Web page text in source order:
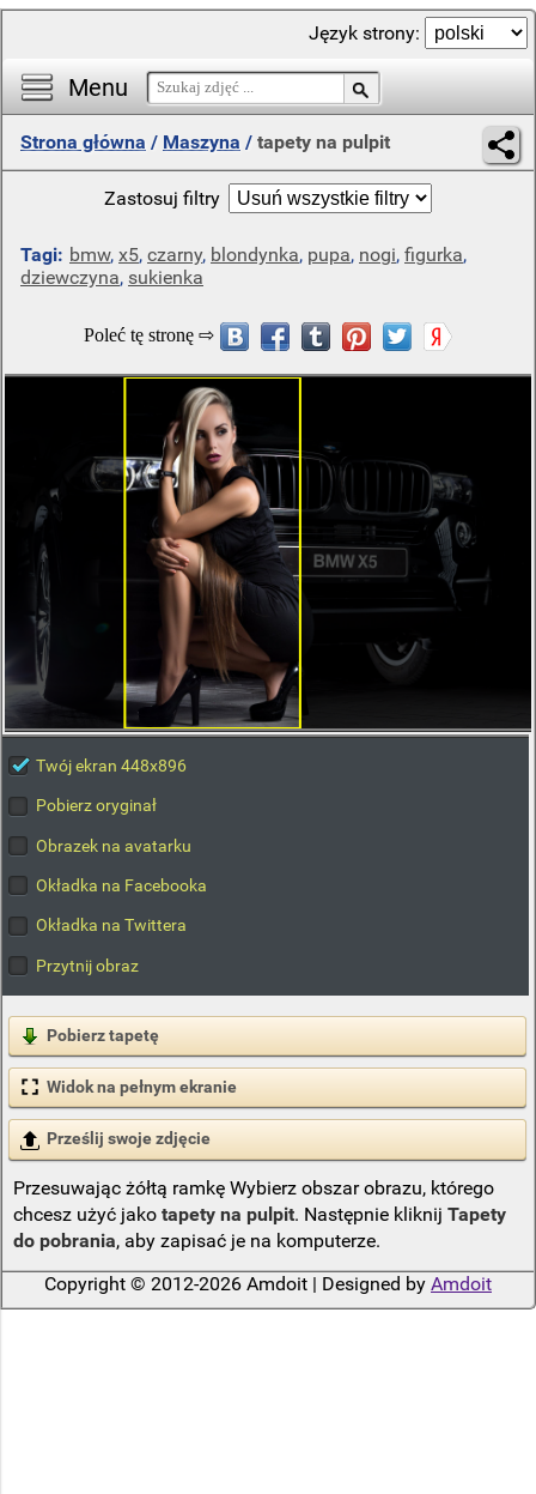
Menu
Język strony:
Strona główna / Maszyna / tapety na pulpit
Zastosuj filtry
Tagi: bmw, x5, czarny, blondynka, pupa, nogi, figurka,
dziewczyna, sukienka
Twój ekran 448x896
Pobierz oryginał
Obrazek na avatarku
Okładka na Facebooka
Okładka na Twittera
Przytnij obraz
Pobierz tapetę
Widok na pełnym ekranie
Prześlij swoje zdjęcie
Przesuwając żółtą ramkę Wybierz obszar obrazu, którego
chcesz użyć jako tapety na pulpit. Następnie kliknij Tapety
do pobrania, aby zapisać je na komputerze.
Copyright © 2012-2026 Amdoit | Designed by Amdoit